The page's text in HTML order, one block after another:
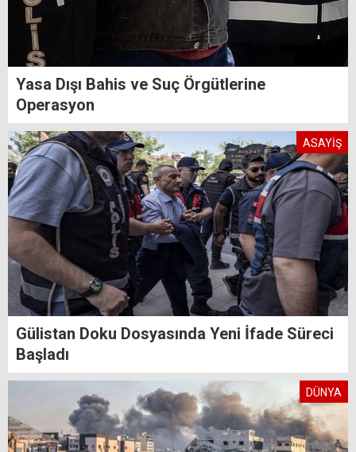
Yasa Dışı Bahis ve Suç Örgütlerine
Operasyon
ASAYİŞ
Gülistan Doku Dosyasında Yeni İfade Süreci
Başladı
DÜNYA